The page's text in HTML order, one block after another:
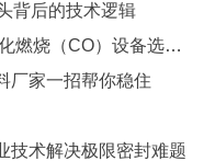
背后的技术逻辑
购盘点 博益环保及行业梯队梳理
厂家一招帮你稳住
技术解决极限密封难题